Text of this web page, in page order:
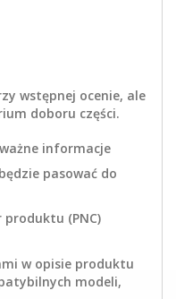
wstępnej ocenie, ale
doboru części.
informacje
pasować do
(PNC)
w opisie produktu
modeli,